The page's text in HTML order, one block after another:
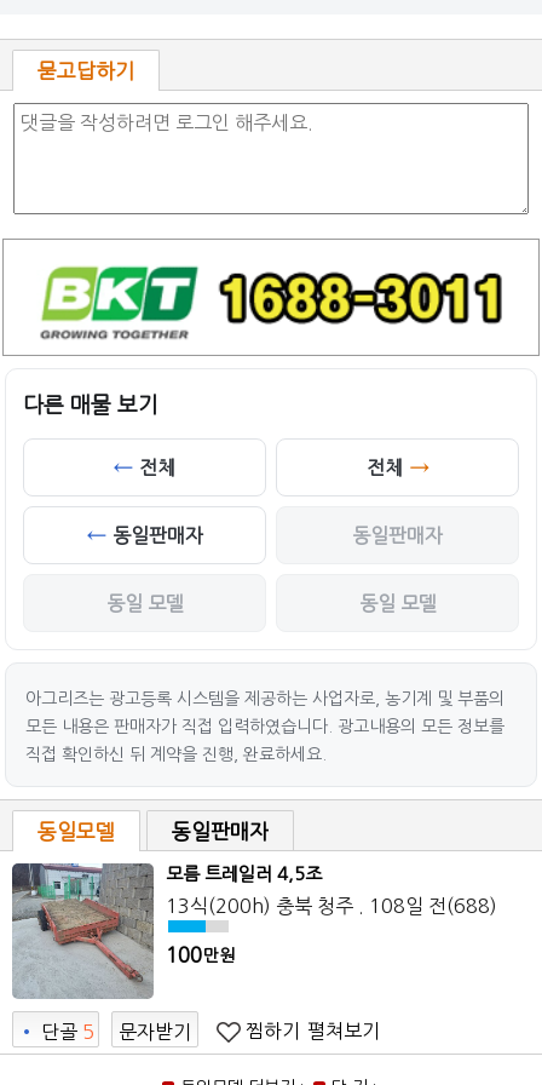
묻고답하기
다른 매물 보기
전체
동일판매자
동일 모델
전체
동일판매자
동일 모델
아그리즈는 광고등록 시스템을 제공하는 사업자로, 농기계 및 부품의
모든 내용은 판매자가 직접 입력하였습니다. 광고내용의 모든 정보를
직접 확인하신 뒤 계약을 진행, 완료하세요.
동일모델 동일판매자
모름 트레일러 4,5조
13식(200h) 충북 청주 . 108일 전(688)
100만원
• 단골 5 문자받기 찜하기 펼쳐보기